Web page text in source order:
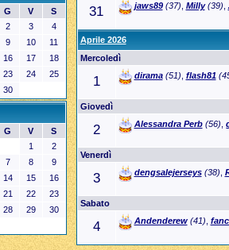
31 jaws89(37), Milly(39),
Aprile 2026
Mercoledì
1 dirama(51), flash81
Giovedì
2 Alessandra Perb(56),
Venerdì
3 dengsalejerseys(38),
Sabato
4 Andenderew(41),
G V S
2 3 4
9 10 11
16 17 18
23 24 25
30
G V S
1 2
7 8 9
14 15 16
21 22 23
28 29 30